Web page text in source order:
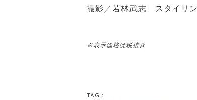
撮影／若林武志 スタイリ
※表示価格は税抜き
TAG：